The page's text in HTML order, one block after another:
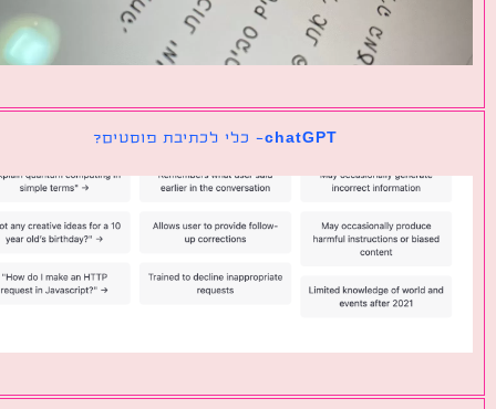
chatGPT- כלי לכתיבת פוסטים?